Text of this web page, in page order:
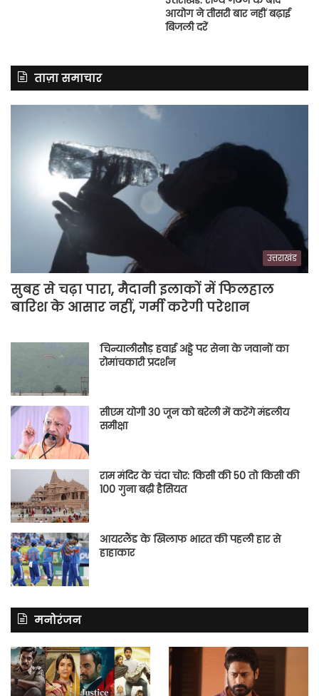
आयोग ने तीसरी बार नहीं बढ़ाई
बिजली दरें
ताज़ा समाचार
उत्तराखंड
सुबह से चढ़ा पारा, मैदानी इलाकों में फिलहाल
बारिश के आसार नहीं, गर्मी करेगी परेशान
चिन्यालीसौड़ हवाई अड्डे पर सेना के जवानों का
रोमांचकारी प्रदर्शन
सीएम योगी 30 जून को बरेली में करेंगे मंडलीय
समीक्षा
राम मंदिर के चंदा चोर: किसी की 50 तो किसी की
100 गुना बढ़ी हैसियत
आयरलैंड के खिलाफ भारत की पहली हार से
हाहाकार
मनोरंजन